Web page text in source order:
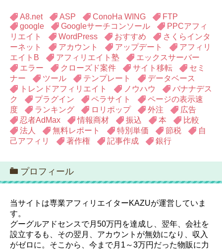
A8.net ASP ConoHa WING
FTP
google
Googleサーチコンソール
PPCアフィ
リエイト
WordPress おすすめ
さくらインタ
ーネット
アカウント アップデート
アフィリ
エイトB
アフィリエイト塾
エックスサーバー
エラー
クローズド案件 サイト移転
セミ
ナー
ツール テンプレート
データベース
トレンドアフィリエイト
ノウハウ
バナナデス
ク
プラグイン ペラサイト
ページの表示速
度
ランキング ロリポップ 外注
広告
忍者AdMax
情報商材 振込 本
比較
法人
無料レポート 特別単価 節税
自
己アフィリ
著作権 記事作成 銀行
プロフィール
当サイトは専業アフィリエイターKAZUが運営していま
す。
グーグルアドセンスで月50万円を達成し、翌年、会社を
設立するも、その翌月、アカウントが無効になり、収入
がゼロに。そこから、今まで月1～3万円だった物販に力